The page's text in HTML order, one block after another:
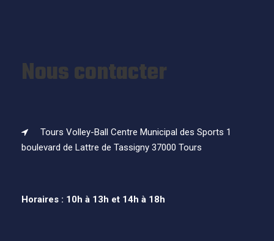
Nous contacter
Tours Volley-Ball Centre Municipal des Sports 1
boulevard de Lattre de Tassigny 37000 Tours
Horaires : 10h à 13h et 14h à 18h